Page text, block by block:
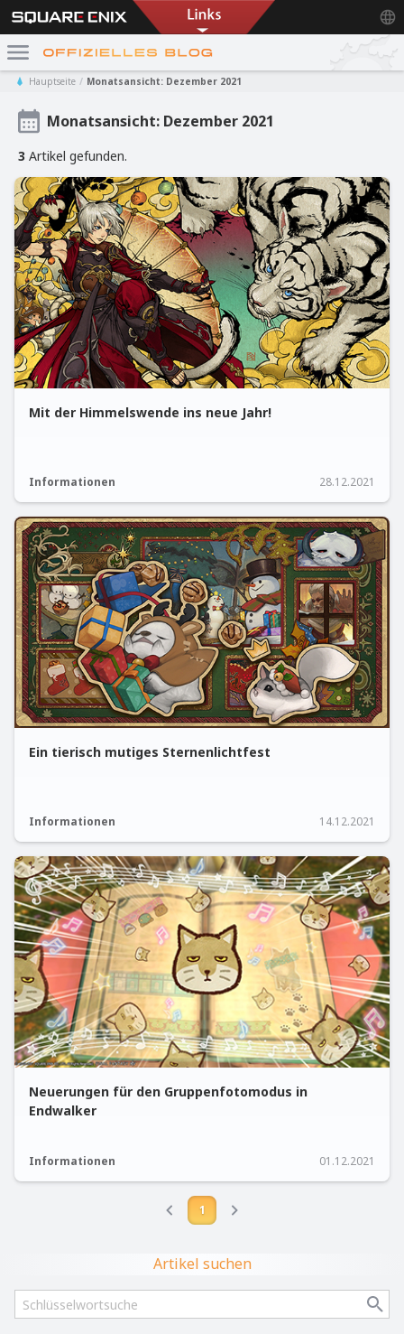
Hauptseite Monatsansicht: Dezember 2021
Monatsansicht: Dezember 2021
3 Artikel gefunden.
Mit der Himmelswende ins neue Jahr!
Informationen 28.12.2021
Ein tierisch mutiges Sternenlichtfest
Informationen 14.12.2021
Neuerungen für den Gruppenfotomodus in
Endwalker
Informationen 01.12.2021
1
Artikel suchen